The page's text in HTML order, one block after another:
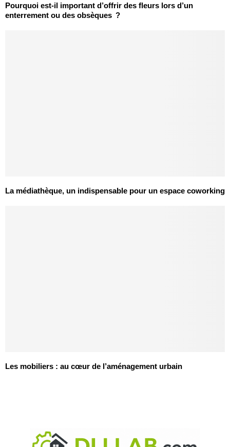
Pourquoi est-il important d’offrir des fleurs lors d’un
enterrement ou des obsèques ?
La médiathèque, un indispensable pour un espace coworking
Les mobiliers : au cœur de l’aménagement urbain